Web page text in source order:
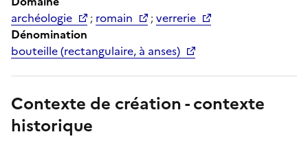
archéologie
; romain ;verrerie
Dénomination
bouteille (rectangulaire, à anses)
Contexte de création - contexte
historique